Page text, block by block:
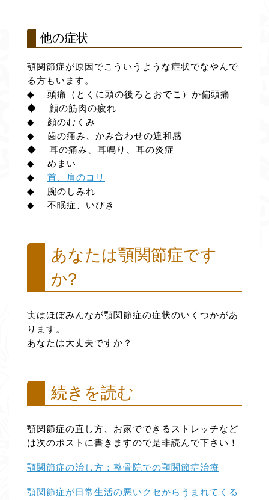
他の症状
顎関節症が原因でこういうような症状でなやんで
る方もいます。
◆ 頭痛（とくに頭の後ろとおでこ）か偏頭痛
◆ 顔の筋肉の疲れ
◆ 顔のむくみ
◆ 歯の痛み、かみ合わせの違和感
◆ 耳の痛み、耳鳴り、耳の炎症
◆ めまい
◆ 首、肩のコリ
◆ 腕のしみれ
◆ 不眠症、いびき
あなたは顎関節症です
か?
実はほぼみんなが顎関節症の症状のいくつかがあ
ります。
あなたは大丈夫ですか？
続きを読む
顎関節症の直し方、お家でできるストレッチなど
は次のポストに書きますので是非読んで下さい！
顎関節症の治し方：整骨院での顎関節症治療
顎関節症が日常生活の悪いクセからうまれてくる